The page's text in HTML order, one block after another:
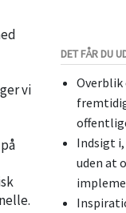
vi
DET FÅR DU
Overblik
Indsigt i,
uden at